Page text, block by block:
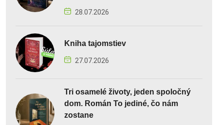
28.07.2026
Kniha tajomstiev
27.07.2026
Tri osamelé životy, jeden spoločný
dom. Román To jediné, čo nám
zostane